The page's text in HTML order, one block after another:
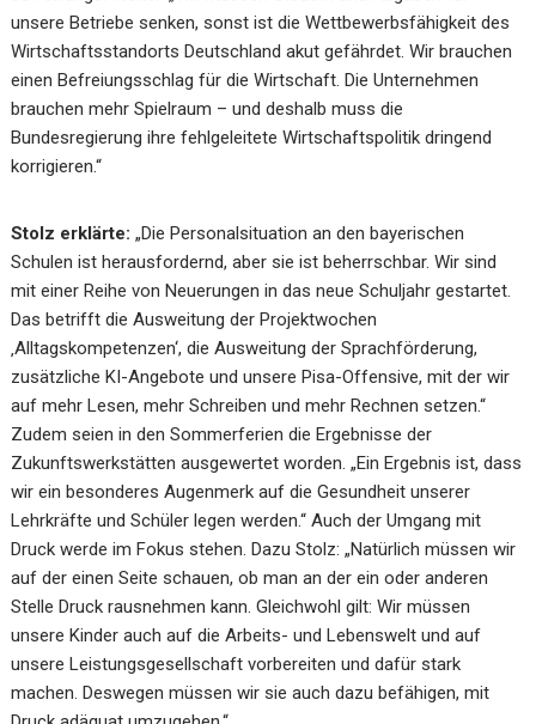
unsere Betriebe senken, sonst ist die Wettbewerbsfähigkeit des
Wirtschaftsstandorts Deutschland akut gefährdet. Wir brauchen
einen Befreiungsschlag für die Wirtschaft. Die Unternehmen
brauchen mehr Spielraum – und deshalb muss die
Bundesregierung ihre fehlgeleitete Wirtschaftspolitik dringend
korrigieren.“
Stolz erklärte: „Die Personalsituation an den bayerischen
Schulen ist herausfordernd, aber sie ist beherrschbar. Wir sind
mit einer Reihe von Neuerungen in das neue Schuljahr gestartet.
Das betrifft die Ausweitung der Projektwochen
‚Alltagskompetenzen‘, die Ausweitung der Sprachförderung,
zusätzliche KI-Angebote und unsere Pisa-Offensive, mit der wir
auf mehr Lesen, mehr Schreiben und mehr Rechnen setzen.“
Zudem seien in den Sommerferien die Ergebnisse der
Zukunftswerkstätten ausgewertet worden. „Ein Ergebnis ist, dass
wir ein besonderes Augenmerk auf die Gesundheit unserer
Lehrkräfte und Schüler legen werden.“ Auch der Umgang mit
Druck werde im Fokus stehen. Dazu Stolz: „Natürlich müssen wir
auf der einen Seite schauen, ob man an der ein oder anderen
Stelle Druck rausnehmen kann. Gleichwohl gilt: Wir müssen
unsere Kinder auch auf die Arbeits- und Lebenswelt und auf
unsere Leistungsgesellschaft vorbereiten und dafür stark
machen. Deswegen müssen wir sie auch dazu befähigen, mit